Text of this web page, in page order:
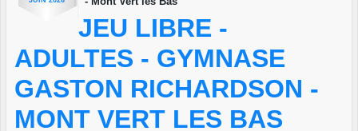
JEU LIBRE -
ADULTES - GYMNASE
GASTON RICHARDSON -
MONT VERT LES BAS